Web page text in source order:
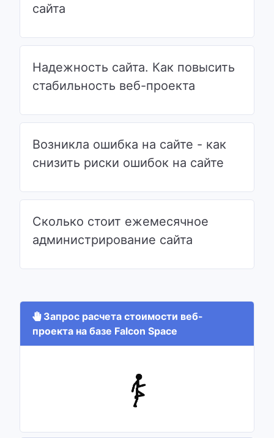
сайта
Надежность сайта. Как повысить
стабильность веб-проекта
Возникла ошибка на сайте - как
снизить риски ошибок на сайте
Сколько стоит ежемесячное
администрирование сайта
Запрос расчета стоимости веб-
проекта на базе Falcon Space